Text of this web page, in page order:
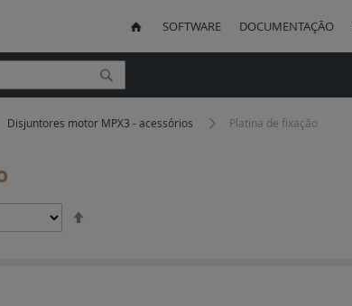
SOFTWARE DOCUMENTAÇÃO
Pesquisa
Disjuntores motor MPX3 - acessórios Platina de fixação